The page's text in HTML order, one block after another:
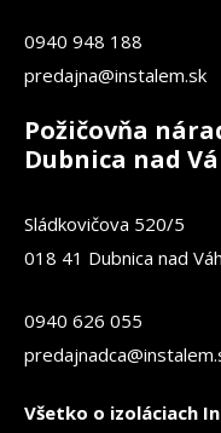
0940 948 188
predajna@instalem.sk
Požičovňa
Dubnica nad
Sládkovičova 520/5
018 41 Dubnica nad
0940 626 055
Všetko o izoláciach